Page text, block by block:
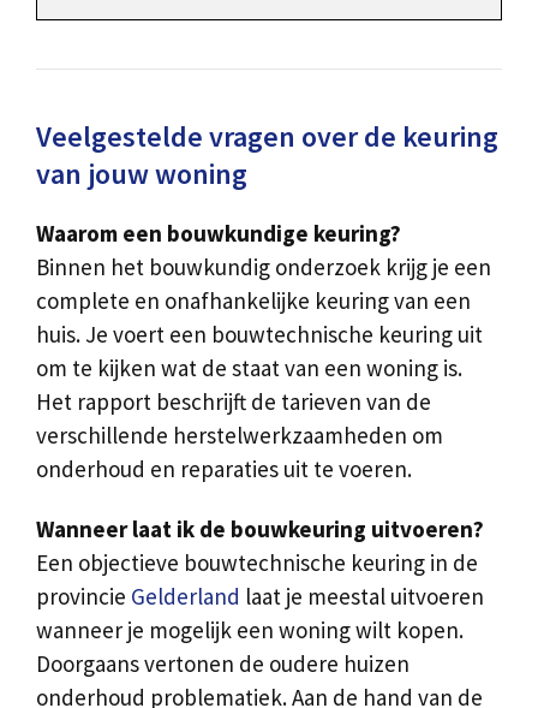
Veelgestelde vragen over de keuring
van jouw woning
Waarom een bouwkundige keuring?
Binnen het bouwkundig onderzoek krijg je een
complete en onafhankelijke keuring van een
huis. Je voert een bouwtechnische keuring uit
om te kijken wat de staat van een woning is.
Het rapport beschrijft de tarieven van de
verschillende herstelwerkzaamheden om
onderhoud en reparaties uit te voeren.
Wanneer laat ik de bouwkeuring uitvoeren?
Een objectieve bouwtechnische keuring in de
provincie Gelderland laat je meestal uitvoeren
wanneer je mogelijk een woning wilt kopen.
Doorgaans vertonen de oudere huizen
onderhoud problematiek. Aan de hand van de